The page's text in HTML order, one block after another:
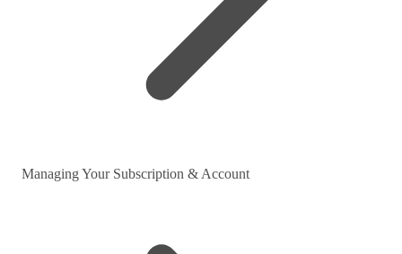
Managing Your Subscription & Account